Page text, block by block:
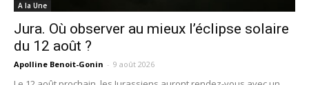
A la Une
Jura. Où observer au mieux l’éclipse solaire
du 12 août ?
Apolline Benoit-Gonin - 9 août 2026